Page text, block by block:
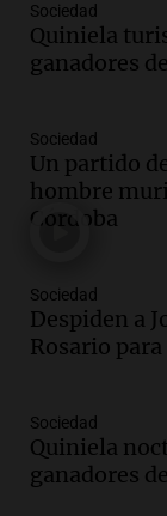
Audio.
Messi
Audio.El
Jorge
Vargas
Audio.El
las
Episodios
Audio.
del
Sociedad
Quiniela
ganadores
Sociedad
Un partido
hombre
Córdoba
Sociedad
Despiden a
Rosario para
Sociedad
Quiniela
ganadores